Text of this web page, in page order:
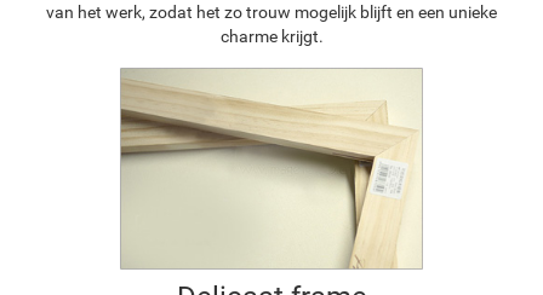
van het werk, zodat het zo trouw mogelijk blijft en een unieke
charme krijgt.